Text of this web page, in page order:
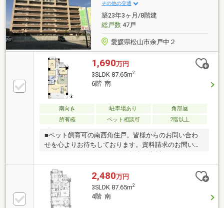
その他の交通
築23年3ヶ月/8階建
総戸数47戸
愛媛県松山市余戸中２
1,690万円
3SLDK 87.65m2
6階 南
南向き 駐車場あり
角部屋
所有権
ペット相談可 2階以上
■ペット飼育可の南西角住戸。皆様からのお問い合わ
せを心よりお待ちしております。資料請求のお問い合
2,480万円
3SLDK 87.65m2
4階 南